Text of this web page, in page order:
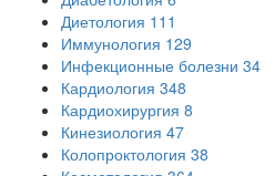
Диетология 111
Иммунология 129
Инфекционные болезни 34
Кардиология 348
Кардиохирургия 8
Кинезиология 47
Колопроктология 38